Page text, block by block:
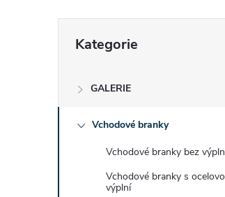
s
kategorie
Kategorie
GALERIE
Vchodové branky
Vchodové branky bez
Vchodové branky s
výplní